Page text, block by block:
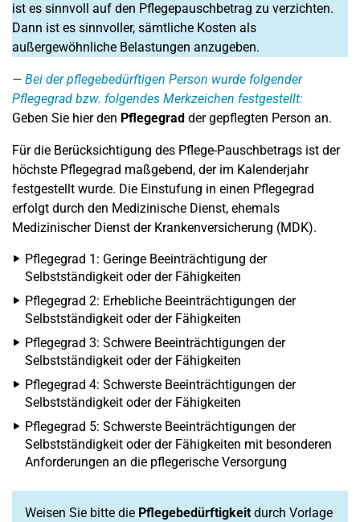
ist es sinnvoll auf den Pflegepauschbetrag zu verzichten.
Dann ist es sinnvoller, sämtliche Kosten als
außergewöhnliche Belastungen anzugeben.
Bei der pflegebedürftigen Person wurde folgender
Pflegegrad bzw. folgendes Merkzeichen festgestellt:
Geben Sie hier den Pflegegrad der gepflegten Person an.
Für die Berücksichtigung des Pflege-Pauschbetrags ist der
höchste Pflegegrad maßgebend, der im Kalenderjahr
festgestellt wurde. Die Einstufung in einen Pflegegrad
erfolgt durch den Medizinische Dienst, ehemals
Medizinischer Dienst der Krankenversicherung (MDK).
Pflegegrad 1: Geringe Beeinträchtigung der
Selbstständigkeit oder der Fähigkeiten
Pflegegrad 2: Erhebliche Beeinträchtigungen der
Selbstständigkeit oder der Fähigkeiten
Pflegegrad 3: Schwere Beeinträchtigungen der
Selbstständigkeit oder der Fähigkeiten
Pflegegrad 4: Schwerste Beeinträchtigungen der
Selbstständigkeit oder der Fähigkeiten
Pflegegrad 5: Schwerste Beeinträchtigungen der
Selbstständigkeit oder der Fähigkeiten mit besonderen
Anforderungen an die pflegerische Versorgung
Weisen Sie bitte die Pflegebedürftigkeitdurch Vorlage